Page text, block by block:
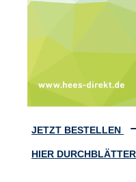
JETZT BESTELLEN
HIER